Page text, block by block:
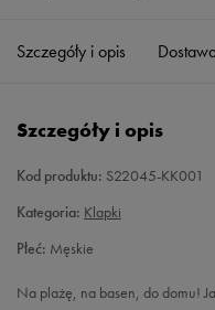
44 28 cm
Szczegóły i opis
Szczegóły i opis
Kod produktu: S22045-KK001
Kategoria: Klapki
Płeć: Męskie
Na plażę, na basen, do domu!